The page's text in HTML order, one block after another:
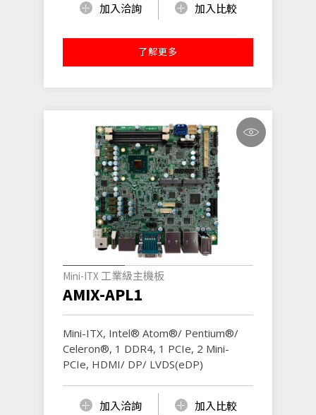
加入洽詢 加入比較
了解更多
Mini-ITX 工業級主機板
AMIX-APL1
Mini-ITX, Intel® Atom®/ Pentium®/
Celeron®, 1 DDR4, 1 PCIe, 2 Mini-
PCIe, HDMI/ DP/ LVDS(eDP)
加入洽詢 加入比較